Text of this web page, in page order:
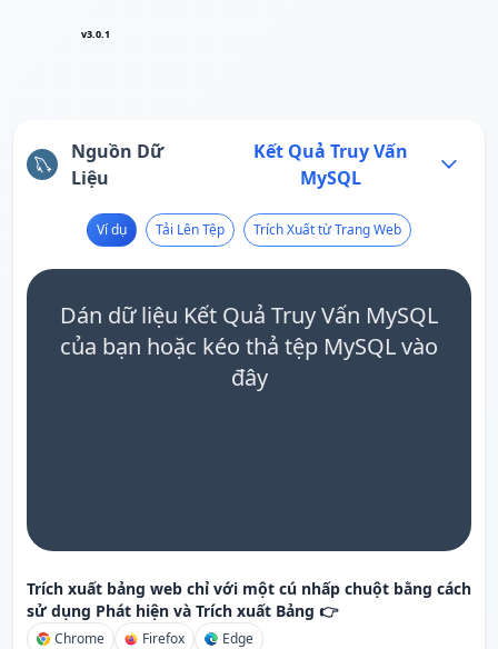
v3.0.1
Nguồn Dữ
Liệu
Kết Quả Truy Vấn
MySQL
Ví dụ Tải Lên Tệp Trích Xuất từ Trang Web
Dán dữ liệu Kết Quả Truy Vấn MySQL
của bạn hoặc kéo thả tệp MySQL vào
đây
Trích xuất bảng web chỉ với một cú nhấp chuột bằng cách
sử dụng Phát hiện và Trích xuất Bảng 👉
Chrome Firefox Edge